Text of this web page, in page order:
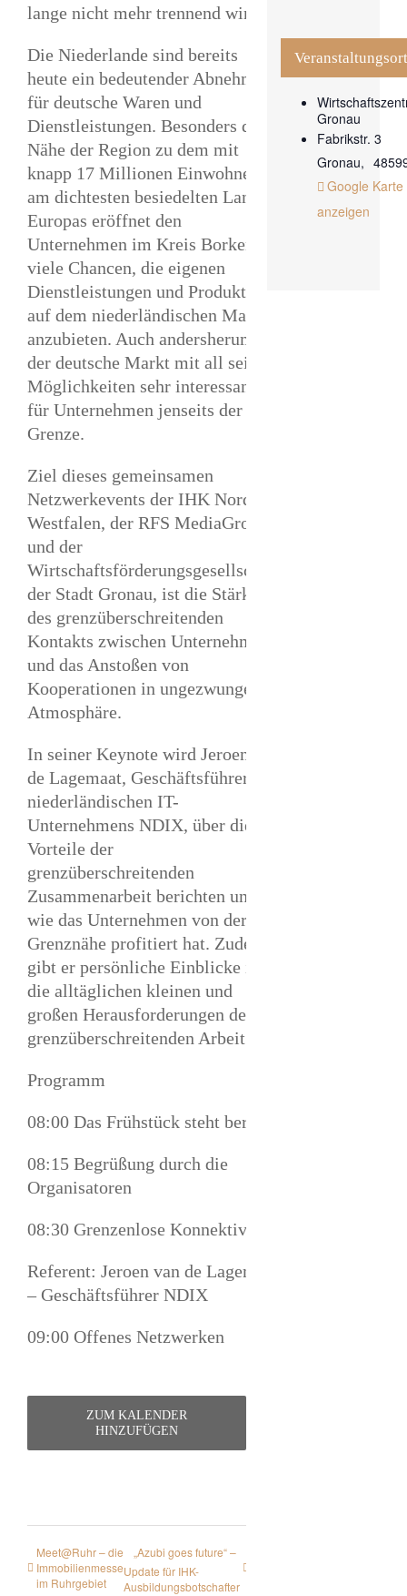
lange nicht mehr trennend wirkt.
Die Niederlande sind bereits
heute ein bedeutender Abnehmer
für deutsche Waren und
Dienstleistungen. Besonders die
Nähe der Region zu dem mit
knapp 17 Millionen Einwohnern
am dichtesten besiedelten Landes
Europas eröffnet den
Unternehmen im Kreis Borken
viele Chancen, die eigenen
Dienstleistungen und Produkte
auf dem niederländischen Markt
anzubieten. Auch andersherum ist
der deutsche Markt mit all seinen
Möglichkeiten sehr interessant
für Unternehmen jenseits der
Grenze.
Ziel dieses gemeinsamen
Netzwerkevents der IHK Nord
Westfalen, der RFS MediaGroup
und der
Wirtschaftsförderungsgesellschaft
der Stadt Gronau, ist die Stärkung
des grenzüberschreitenden
Kontakts zwischen Unternehmen
und das Anstoßen von
Kooperationen in ungezwungener
Atmosphäre.
In seiner Keynote wird Jeroen van
de Lagemaat, Geschäftsführer des
niederländischen IT-
Unternehmens NDIX, über die
Vorteile der
grenzüberschreitenden
Zusammenarbeit berichten und
wie das Unternehmen von der
Grenznähe profitiert hat. Zudem
gibt er persönliche Einblicke in
die alltäglichen kleinen und
großen Herausforderungen der
grenzüberschreitenden Arbeit.
Programm
08:00 Das Frühstück steht bereit
08:15 Begrüßung durch die
Organisatoren
08:30 Grenzenlose Konnektivität
Referent: Jeroen van de Lagemaat
– Geschäftsführer NDIX
09:00 Offenes Netzwerken
ZUM KALENDER
HINZUFÜGEN
Meet@Ruhr – die
Immobilienmesse
im Ruhrgebiet
„Azubi goes future“ –
Update für IHK-
Ausbildungsbotschafter
Gronau
Fabrikstr. 3
Gronau,
Google Karte
anzeigen